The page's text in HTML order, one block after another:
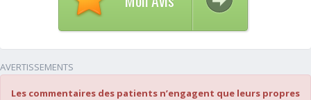
AVERTISSEMENTS
Les commentaires des patients n’engagent que leurs propres